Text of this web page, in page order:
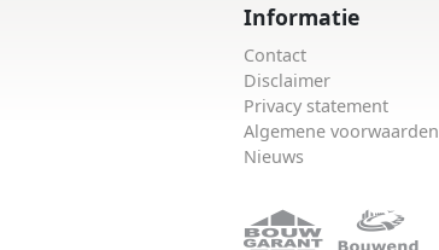
Informatie
Contact
Disclaimer
Privacy statement
Algemene voorwaarden
Nieuws